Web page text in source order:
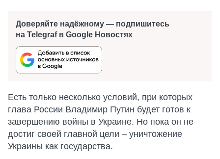
Доверяйте надёжному — подпишитесь
на Telegraf в Google Новостях
Есть только несколько условий, при которых
глава России Владимир Путин будет готов к
завершению войны в Украине. Но пока он не
достиг своей главной цели – уничтожение
Украины как государства.